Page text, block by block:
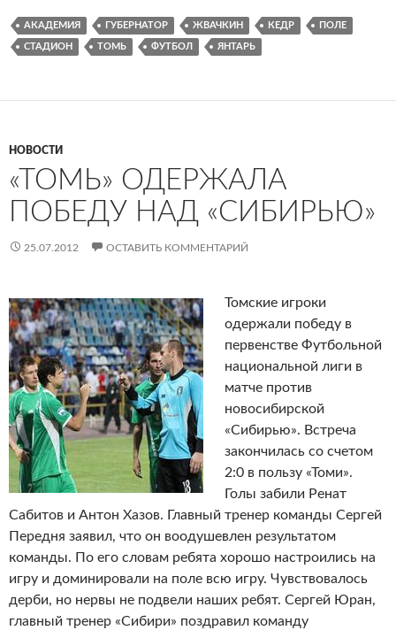
АКАДЕМИЯ ГУБЕРНАТОР ЖВАЧКИН КЕДР ПОЛЕ
СТАДИОН ТОМЬ ФУТБОЛ ЯНТАРЬ
НОВОСТИ
«ТОМЬ» ОДЕРЖАЛА
ПОБЕДУ НАД «СИБИРЬЮ»
25.07.2012 ОСТАВИТЬ КОММЕНТАРИЙ
Томские игроки
одержали победу в
первенстве Футбольной
национальной лиги в
матче против
новосибирской
«Сибирью». Встреча
закончилась со счетом
2:0 в пользу «Томи».
Голы забили Ренат
Сабитов и Антон Хазов. Главный тренер команды Сергей
Передня заявил, что он воодушевлен результатом
команды. По его словам ребята хорошо настроились на
игру и доминировали на поле всю игру. Чувствовалось
дерби, но нервы не подвели наших ребят. Сергей Юран,
главный тренер «Сибири» поздравил команду